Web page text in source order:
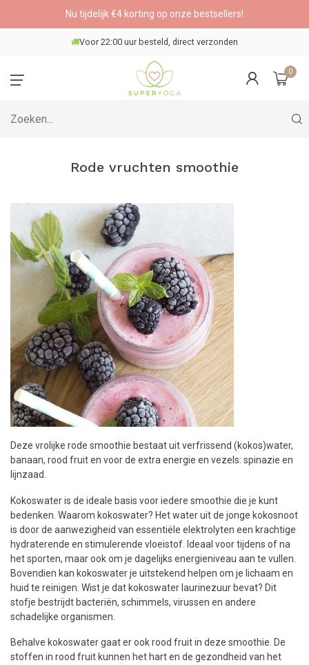
Nu tijdelijk €4 korting op onze bestsellers!
Voor 22:00 uur besteld, direct verzonden
0
Rode vruchten smoothie
Deze vrolijke rode smoothie bestaat uit verfrissend (kokos)water,
banaan, rood fruit en voor de extra energie en vezels: spinazie en
lijnzaad.
Kokoswater is de ideale basis voor iedere smoothie die je kunt
bedenken. Waarom kokoswater? Het water uit de jonge kokosnoot
is door de aanwezigheid van essentiële elektrolyten een krachtige
hydraterende en stimulerende vloeistof. Ideaal voor tijdens of na
het sporten, maar ook om je dagelijks energieniveau aan te vullen.
Bovendien kan kokoswater je uitstekend helpen om je lichaam en
huid te reinigen. Wist je dat kokoswater laurinezuur bevat? Dit
stofje bestrijdt bacteriën, schimmels, virussen en andere
schadelijke organismen.
Behalve kokoswater gaat er ook rood fruit in deze smoothie. De
stoffen in rood fruit kunnen het hart en de gezondheid van het